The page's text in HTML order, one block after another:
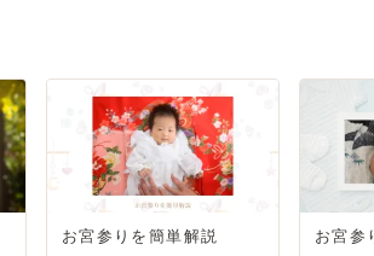
お宮参りを簡単解説 お宮参